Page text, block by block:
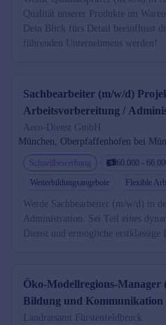
Qualität unserer Produkte im
Dein Blick fürs Detail beeinflusst
führenden Unternehmens werden!
Sachbearbeiter (m/w/d)
Arbeitsvorbereitung /
Aero-Dienst GmbH
München, Oberpfaffenhofen bei
Schnellbewerbung
60.000 -
Weiterbildungsangebote
Flexible
Werde Sachbearbeiter (m/w/d) in
Administration. Sei Teil eines
Dienst und ermögliche
Öko-Modellregions-Manager
Bildung und Kommunikation
Landratsamt Fürstenfeldbruck